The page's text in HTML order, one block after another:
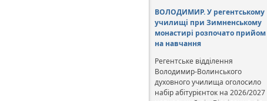
ВОЛОДИМИР. У регентському
училищі при Зимненському
монастирі розпочато прийом
на навчання
Регентське відділення
Володимир-Волинського
духовного училища оголосило
набір абітурієнток на 2026/2027